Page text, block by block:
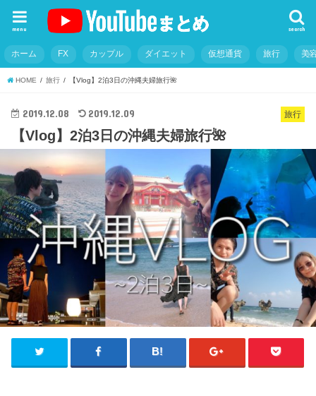
search
menu
ホーム FX カップル ダイエット 仮想通貨 旅行 美
HOME 旅行 【Vlog】2泊3日の沖縄夫婦旅行🌺
旅行
2019.12.08 2019.12.09
【Vlog】2泊3日の沖縄夫婦旅行🌺